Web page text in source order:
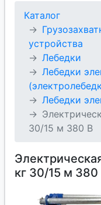
Каталог
устройства
Лебедки
Лебедки
Лебедки
30/15 м 380 В
кг 30/15 м 380